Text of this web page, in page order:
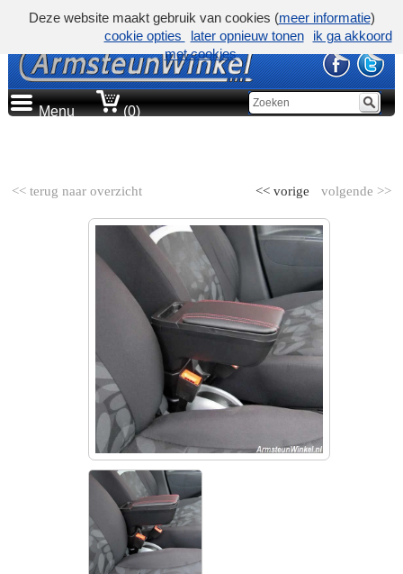
Menu (0)
<< terug naar overzicht volgende >>
<< vorige
Deze website maakt gebruik van cookies (meer informatie)
cookie opties
later opnieuw tonen
ik ga akkoord
met cookies